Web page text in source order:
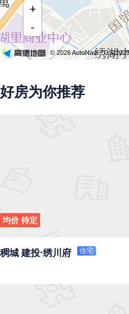
+
-
© 2026 AutoNavi-
好房为你推荐
均价 待定
稠城 建投·绣川府 住宅